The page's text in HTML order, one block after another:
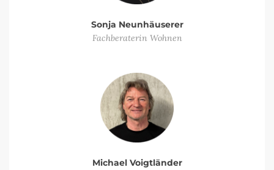
Sonja Neunhäuserer
Fachberaterin Wohnen
Michael Voigtländer